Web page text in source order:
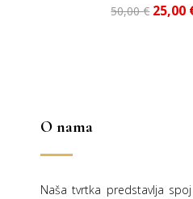
50,00€ Izvorna
25,00
O nama
Naša tvrtka predstavlja